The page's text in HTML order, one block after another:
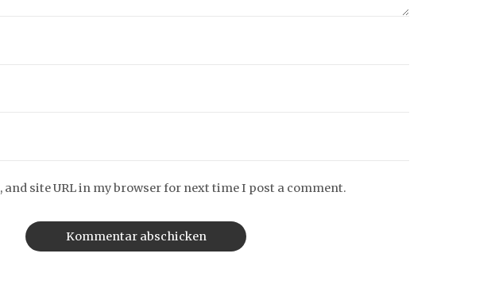
and site URL in my browser for next time I post a comment.